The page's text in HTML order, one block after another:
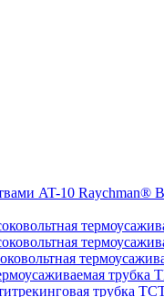
трубка